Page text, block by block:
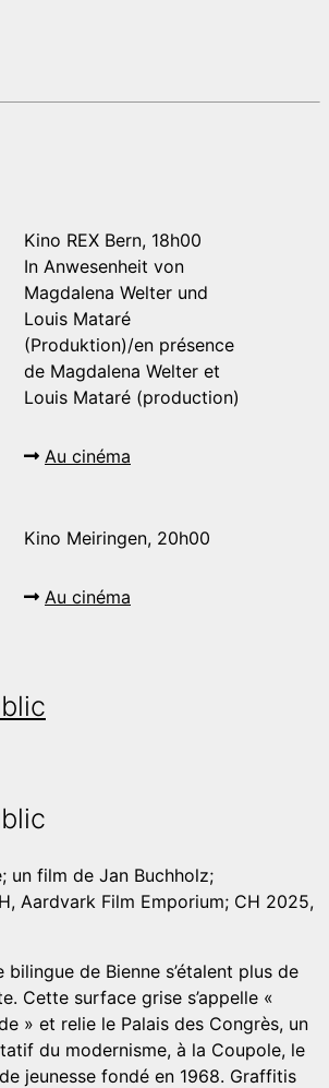
Kino REX Bern, 18h00
In Anwesenheit von
Magdalena Welter und
Louis Mataré
(Produktion)/en présence
de Magdalena Welter et
Louis Mataré (production)
Au cinéma
Kino Meiringen, 20h00
Au cinéma
un film de Jan Buchholz;
Aardvark Film Emporium; CH 2025,
de Bienne s’étalent plus de
Cette surface grise s’appelle «
» et relie le Palais des Congrès, un
du modernisme, à la Coupole, le
jeunesse fondé en 1968. Graffitis